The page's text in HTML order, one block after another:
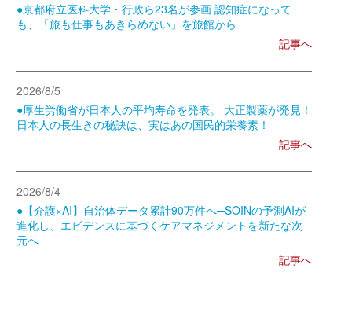
●京都府立医科大学・行政ら23名が参画 認知症になって
も、「旅も仕事もあきらめない」を旅館から
記事へ
2026/8/5
●厚生労働省が日本人の平均寿命を発表。 大正製薬が発見！
日本人の長生きの秘訣は、実はあの国民的栄養素！
記事へ
2026/8/4
●【介護×AI】自治体データ累計90万件へ─SOINの予測AIが
進化し、エビデンスに基づくケアマネジメントを新たな次
元へ
記事へ